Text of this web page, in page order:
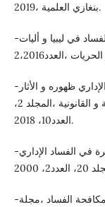
بنغازي العلمية ،2019.
-البشير على الكوت و على عبدالكريم العاشق،الفساد في ليبيا و أليات
-الصديق مفتاح البكوشو سافينار صالح،الفساد الإداري ظهوره و الأثار
الناتجة عنه،مجلة العلوم الاقتصادية و الإدارية و القانونية ،المجلد 2،
العدد10، 2018.
-الهام الشهابي و منقد محمد داغر ،العوامل المؤثرة في الفساد الإداري
-الويزة نجار ،دور الإعلام و المجتمع المدني في مكافحة الفساد ،مجلة